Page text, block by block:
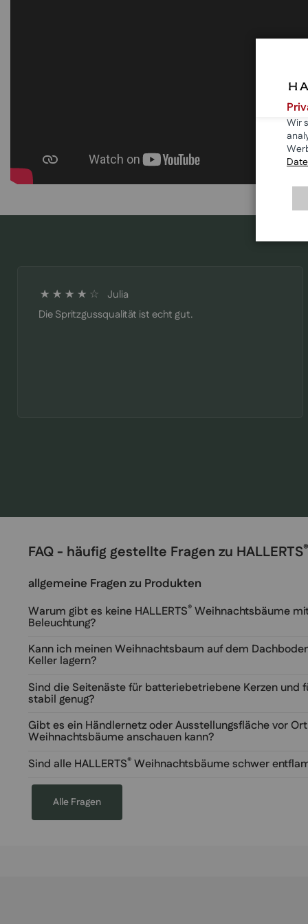
80%
Julia
Die Spritzgussqualität ist echt gut.
FAQ - häufig gestellte Fragen zu HALLERTS®
allgemeine Fragen zu Produkten
Warum gibt es keine HALLERTS® Weihnachtsbäume
Beleuchtung?
Kann ich meinen Weihnachtsbaum auf dem
Keller lagern?
Sind die Seitenäste für batteriebetriebene Kerzen und
stabil genug?
Gibt es ein Händlernetz oder Ausstellungsfläche vor
Weihnachtsbäume anschauen kann?
Sind alle HALLERTS® Weihnachtsbäume schwer
Alle Fragen
Wir